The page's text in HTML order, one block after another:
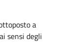
a
sensi degli